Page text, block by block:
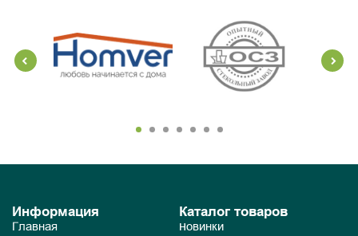
Информация
Главная
Каталог товаров
Новинки